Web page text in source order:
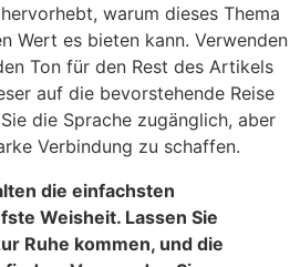
warum dieses Thema
Wert es bieten kann. Verwenden
Ton für den Rest des Artikels
auf die bevorstehende Reise
die Sprache zugänglich, aber
Verbindung zu schaffen.
die einfachsten
Weisheit. Lassen Sie
Ruhe kommen, und die